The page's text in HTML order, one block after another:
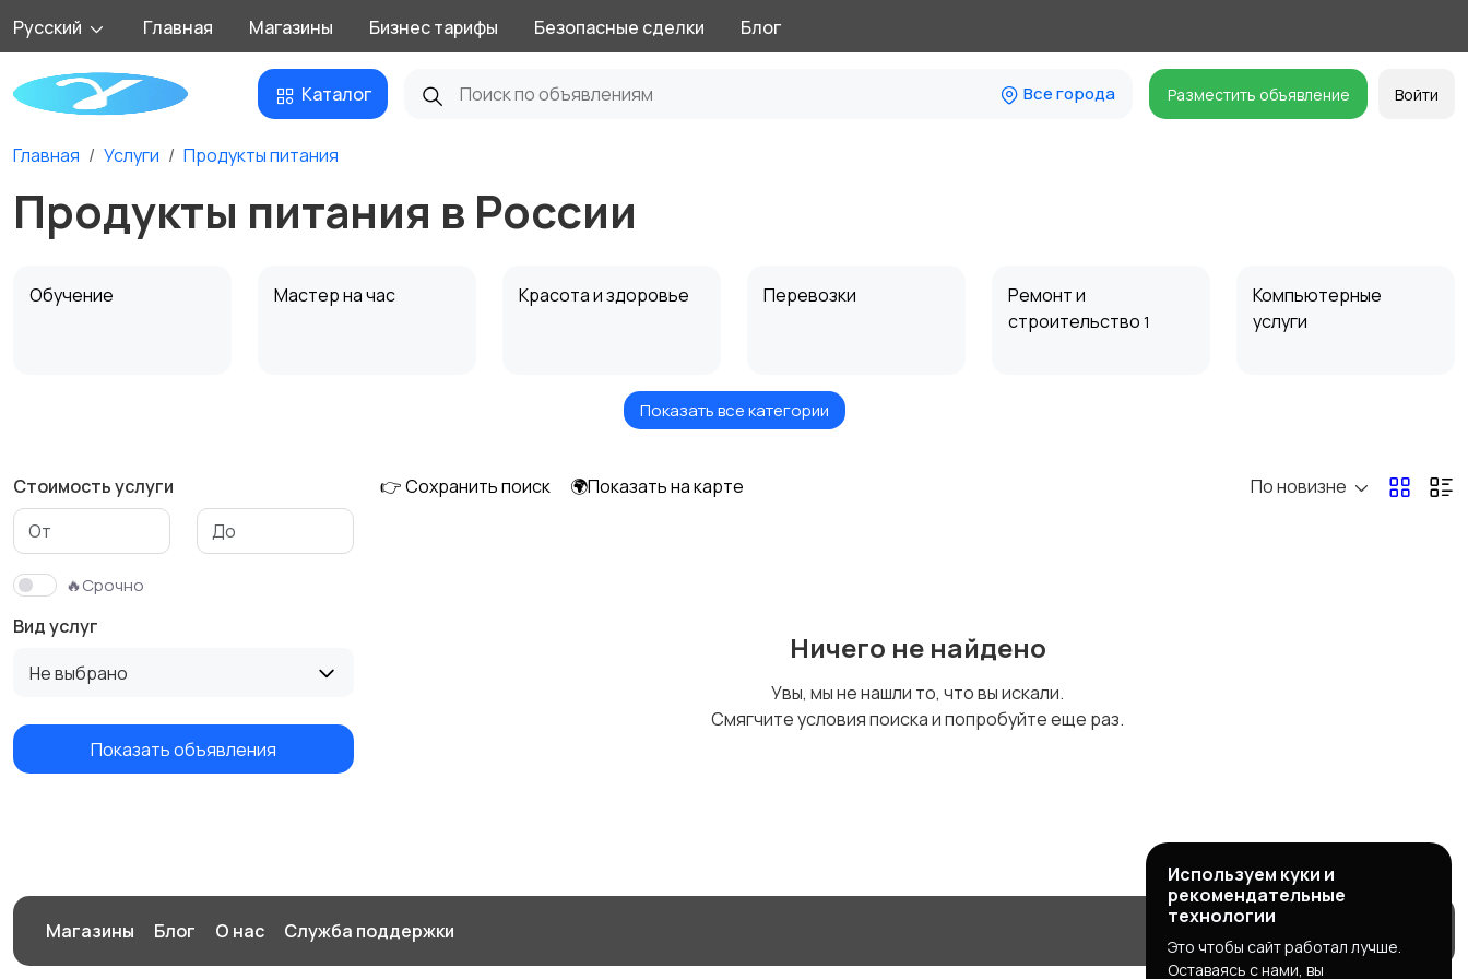
Русский Главная Магазины Бизнес тарифы Безопасные сделки Блог
Каталог Все города Разместить объявление Войти
Главная Услуги Продукты питания
Продукты питания в России
Обучение Мастер на час Красота и здоровье Перевозки
Ремонт и
строительство 1
Компьютерные
услуги
Ремонт техники
Изготовление на
заказ
Продукты питания
Показать все категории
Стоимость услуги
🔥Срочно
Вид услуг
Не выбрано
Показать объявления
👉 Сохранить поиск 🌍Показать на карте По новизне
Ничего не найдено
Увы, мы не нашли то, что вы искали.
Смягчите условия поиска и попробуйте еще раз.
Магазины Блог О нас Служба поддержки
Используем куки и
рекомендательные
технологии
Это чтобы сайт работал лучше.
Оставаясь с нами, вы